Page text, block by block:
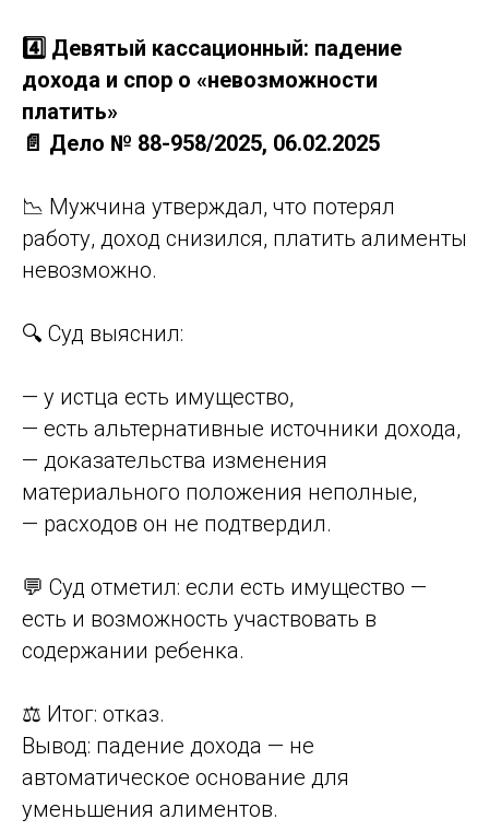
4️⃣ Девятый кассационный: падение
дохода и спор о «невозможности
платить»
📄 Дело № 88-958/2025, 06.02.2025
📉 Мужчина утверждал, что потерял
работу, доход снизился, платить алименты
невозможно.
🔍 Суд выяснил:
— у истца есть имущество,
— есть альтернативные источники дохода,
— доказательства изменения
материального положения неполные,
— расходов он не подтвердил.
💬 Суд отметил: если есть имущество —
есть и возможность участвовать в
содержании ребенка.
⚖️ Итог: отказ.
Вывод: падение дохода — не
автоматическое основание для
уменьшения алиментов.